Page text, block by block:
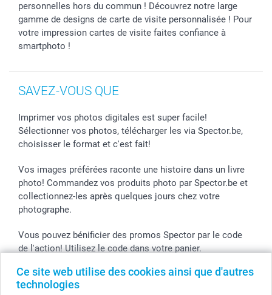
Ce site web utilise des cookies ainsi que d'autres
technologies
personnelles hors du commun ! Découvrez notre large
gamme de designs de carte de visite personnalisée ! Pour
votre impression cartes de visite faites confiance à
smartphoto !
SAVEZ-VOUS QUE
Imprimer vos photos digitales est super facile!
Sélectionner vos photos, télécharger les via Spector.be,
choisisser le format et c'est fait!
Vos images préférées raconte une histoire dans un livre
photo! Commandez vos produits photo par Spector.be et
collectionnez-les après quelques jours chez votre
photographe.
Vous pouvez bénificier des promos Spector par le code
de l'action! Utilisez le code dans votre panier.
Tous les prix sont en EURO (€), TVA incluse et hors frais de port.